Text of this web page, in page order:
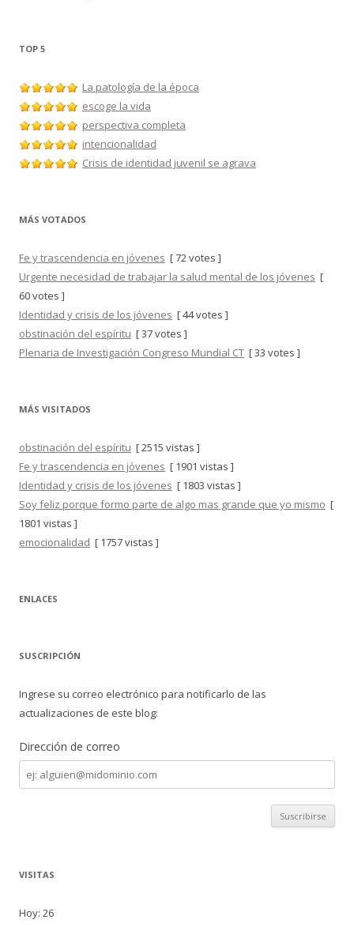
TOP 5
La patología de la época
escoge la vida
perspectiva completa
intencionalidad
Crisis de identidad juvenil se agrava
MÁS VOTADOS
Fe y trascendencia en jóvenes [ 72 votes ]
Urgente necesidad de trabajar la salud mental de los jóvenes [
60 votes ]
Identidad y crisis de los jóvenes [ 44 votes ]
obstinación del espíritu [ 37 votes ]
Plenaria de Investigación Congreso Mundial CT [ 33 votes ]
MÁS VISITADOS
obstinación del espíritu [ 2515 vistas ]
Fe y trascendencia en jóvenes [ 1901 vistas ]
Identidad y crisis de los jóvenes [ 1803 vistas ]
Soy feliz porque formo parte de algo mas grande que yo mismo [
1801 vistas ]
emocionalidad [ 1757 vistas ]
ENLACES
SUSCRIPCIÓN
Ingrese su correo electrónico para notificarlo de las
actualizaciones de este blog:
Dirección de correo
Dirección
de
correo
VISITAS
Hoy: 26